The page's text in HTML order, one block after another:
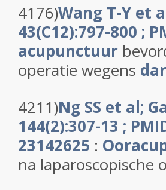
4176)Wang T-Y et
43(C12):797-800 ;
acupunctuur
operatie wegens
4211)Ng SS et al;
144(2):307-13 ;
23142625 :
na laparoscopische